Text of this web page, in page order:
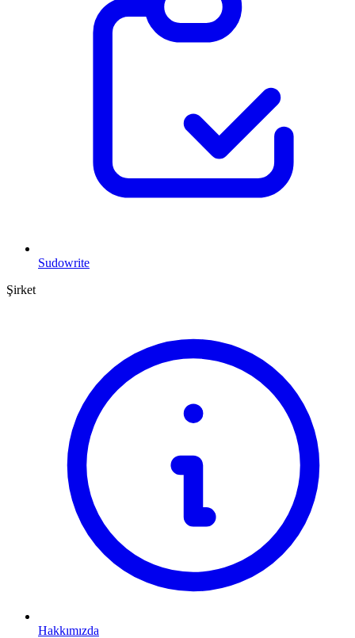
Sudowrite
Şirket
Hakkımızda